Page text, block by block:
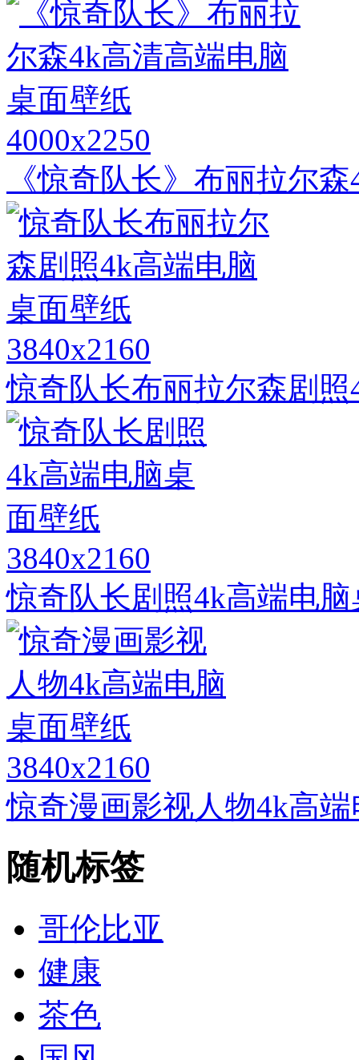
4000x2250
《惊奇队长》布丽拉尔
3840x2160
惊奇队长布丽拉尔森剧
3840x2160
惊奇队长剧照4k高端电
3840x2160
惊奇漫画影视人物4k高
随机标签
哥伦比亚
健康
茶色